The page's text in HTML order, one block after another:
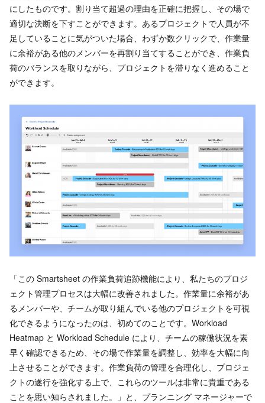
にしたものです。割り当て超過の理由を正確に把握し、その場で
適切な決断を下すことができます。あるプロジェクトで人員が不
足していることに気がついた場合、わずか数クリックで、作業量
に余裕がある他のメンバーを再割り当てすることができ、作業負
荷のバランスを取りながら、プロジェクトを滞りなく進めること
ができます。
「この Smartsheet の作業負荷追跡機能により、私たちのプロジ
ェクト管理プロセスは大幅に改善されました。作業量に余裕があ
るメンバーや、チームが取り組んでいる他のプロジェクトを可視
化できるようになったのは、初めてのことです。Workload
Heatmap と Workload Schedule により、チームの稼働状況を素
早く確認できるため、その場で作業量を調整し、効率を大幅に向
上させることができます。作業負荷の管理を合理化し、プロジェ
クトの遂行を強化する上で、これらのツールは非常に貴重である
ことを思い知らされました。」と、プランニング マネージャーで